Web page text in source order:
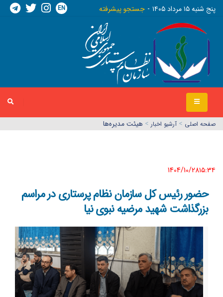
پنج شنبه ١٥ مرداد ١٤٠٥ جستجو پیشرفته EN
صفحه اصلي > آرشیو اخبار > هیئت مدیره‌ها
1404/10/28١٥:٣٤
حضور رئیس کل سازمان نظام پرستاری در مراسم
بزرگذاشت شهید مرضیه نبوی نیا